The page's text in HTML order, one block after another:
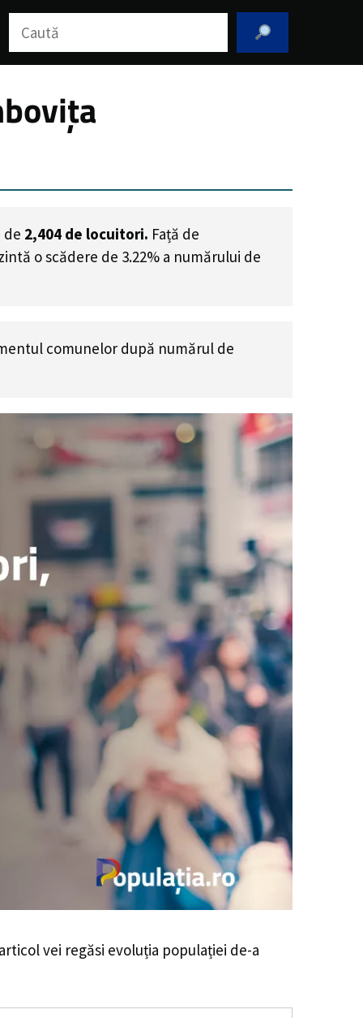
Caută
de 2,404 de locuitori. Față de
o scădere de 3.22% a numărului de
comunelor după numărul de
vei regăsi evoluția populației de-a